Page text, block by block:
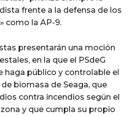
frente a la defensa de los
como la AP-9.
presentarán una moción
en la que el PSdeG
haga público y controlable el
biomasa de Seaga, que
contra incendios según el
y que cumpla su propio